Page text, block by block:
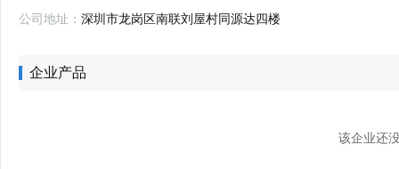
公司地址： 深圳市龙岗区南联刘屋村同源达四楼
企业产品
该企业还